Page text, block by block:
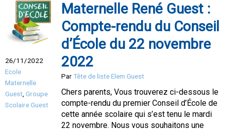
26/11/2022
Ecole
Maternelle
Guest, Groupe
Scolaire Guest
Maternelle René Guest :
Compte-rendu du Conseil
d’École du 22 novembre
2022
ParTête de liste Elem Guest
Chers parents, Vous trouverez ci-dessous le
compte-rendu du premier Conseil d’École de
cette année scolaire qui s’est tenu le mardi
22 novembre. Nous vous souhaitons une